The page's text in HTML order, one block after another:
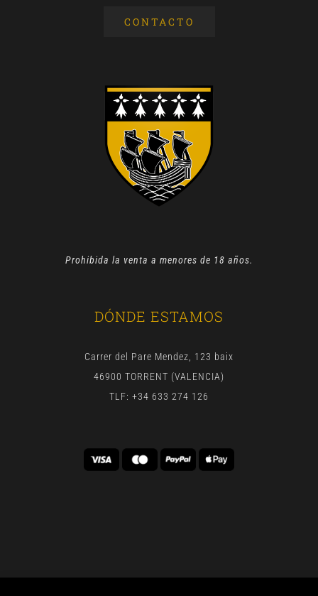
CONTACTO
Prohibida la venta a menores de 18 años.
DÓNDE ESTAMOS
Carrer del Pare Mendez, 123 baix
46900 TORRENT (VALENCIA)
TLF: +34 633 274 126